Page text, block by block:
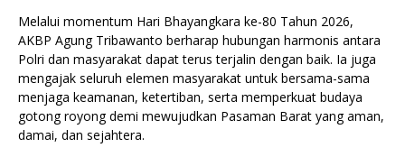
Melalui momentum Hari Bhayangkara ke-80 Tahun 2026,
AKBP Agung Tribawanto berharap hubungan harmonis antara
Polri dan masyarakat dapat terus terjalin dengan baik. Ia juga
mengajak seluruh elemen masyarakat untuk bersama-sama
menjaga keamanan, ketertiban, serta memperkuat budaya
gotong royong demi mewujudkan Pasaman Barat yang aman,
damai, dan sejahtera.